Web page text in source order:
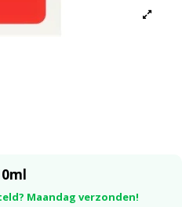
Maandag verzonden!